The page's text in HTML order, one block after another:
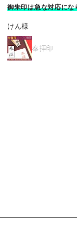
割と安価な部類の卒塔
けん様
卒塔婆3尺
本入）